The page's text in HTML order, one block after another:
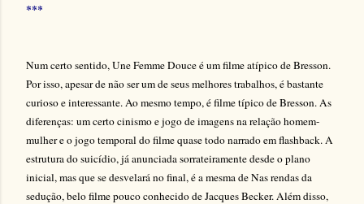
***
Num certo sentido, Une Femme Douce é um filme atípico de Bresson.
Por isso, apesar de não ser um de seus melhores trabalhos, é bastante
curioso e interessante. Ao mesmo tempo, é filme típico de Bresson. As
diferenças: um certo cinismo e jogo de imagens na relação homem-
mulher e o jogo temporal do filme quase todo narradoem flashback. A
estrutura do suicídio, já anunciada sorrateiramente desde o plano
inicial, mas que se desvelará no final, é a mesma de Nas rendas da
sedução, belo filme pouco conhecido de Jacques Becker. Além disso,